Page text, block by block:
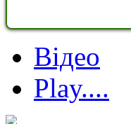
Відео
Play....